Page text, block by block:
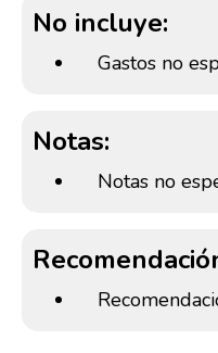
No incluye:
Gastos no
Notas:
Notas no